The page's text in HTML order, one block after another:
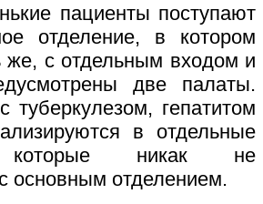
пациенты поступают
отделение, в котором
же, с отдельным входом и
две палаты.
гепатитом
в отдельные
которые никак не
основным отделением.